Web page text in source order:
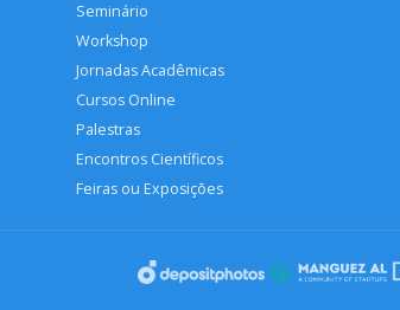
Seminário
Workshop
Jornadas Acadêmicas
Cursos Online
Palestras
Encontros Científicos
Feiras ou Exposições